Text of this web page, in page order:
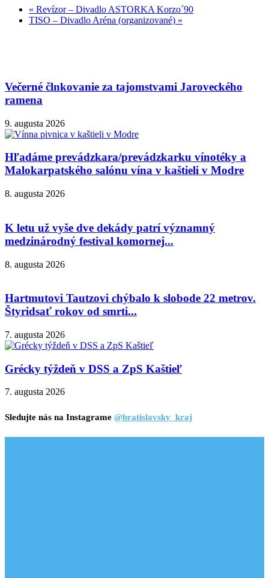
« Revízor – Divadlo ASTORKA Korzo´90
TISO – Divadlo Aréna (organizované) »
Večerné člnkovanie za tajomstvami Jaroveckého
ramena
9. augusta 2026
Hľadáme prevádzkara/prevádzkarku vínotéky a
Malokarpatského salónu vína v kaštieli v Modre
8. augusta 2026
K letu už vyše dve dekády patrí významný
medzinárodný festival komornej...
8. augusta 2026
Hartmutovi Tautzovi chýbalo k slobode 22 metrov.
Štyridsať rokov od smrti...
7. augusta 2026
Grécky týždeň v DSS a ZpS Kaštieľ
7. augusta 2026
Sledujte nás na Instagrame @bratislavsky_kraj